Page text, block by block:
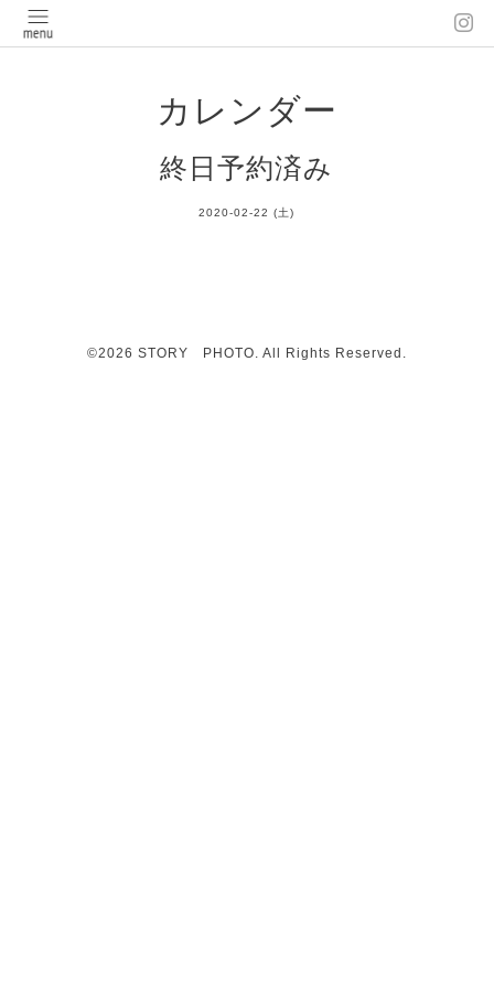
カレンダー
終日予約済み
2020-02-22 (土)
©2026 STORY PHOTO. All Rights Reserved.